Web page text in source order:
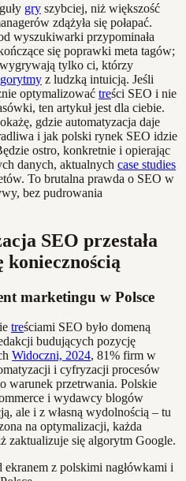
gry szybciej, niż większość
zdążyła się połapać.
wyszukiwarki przypominała
się poprawki meta tagów;
tylko ci, którzy
z ludzką intuicją. Jeśli
optymalizować treści SEO i nie
ten artykuł jest dla ciebie.
gdzie automatyzacja daje
i jak polski rynek SEO idzie
ostro, konkretnie i opierając
danych, aktualnych case studies
To brutalna prawda o SEO w
bez pudrowania
SEO przestała
koniecznością
marketingu w Polsce
treściami SEO było domeną
budujących pozycję
Widoczni, 2024, 81% firm w
i cyfryzacji procesów
warunek przetrwania. Polskie
i wydawcy blogów
ale i z własną wydolnością – tu
na optymalizacji, każda
zaktualizuje się algorytm Google.